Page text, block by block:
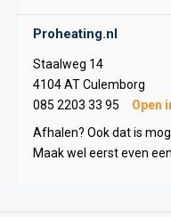
Proheating.nl
Staalweg 14
4104 AT Culemborg
085 2203 33 95
Open
Afhalen? Ook dat is
Maak wel eerst even